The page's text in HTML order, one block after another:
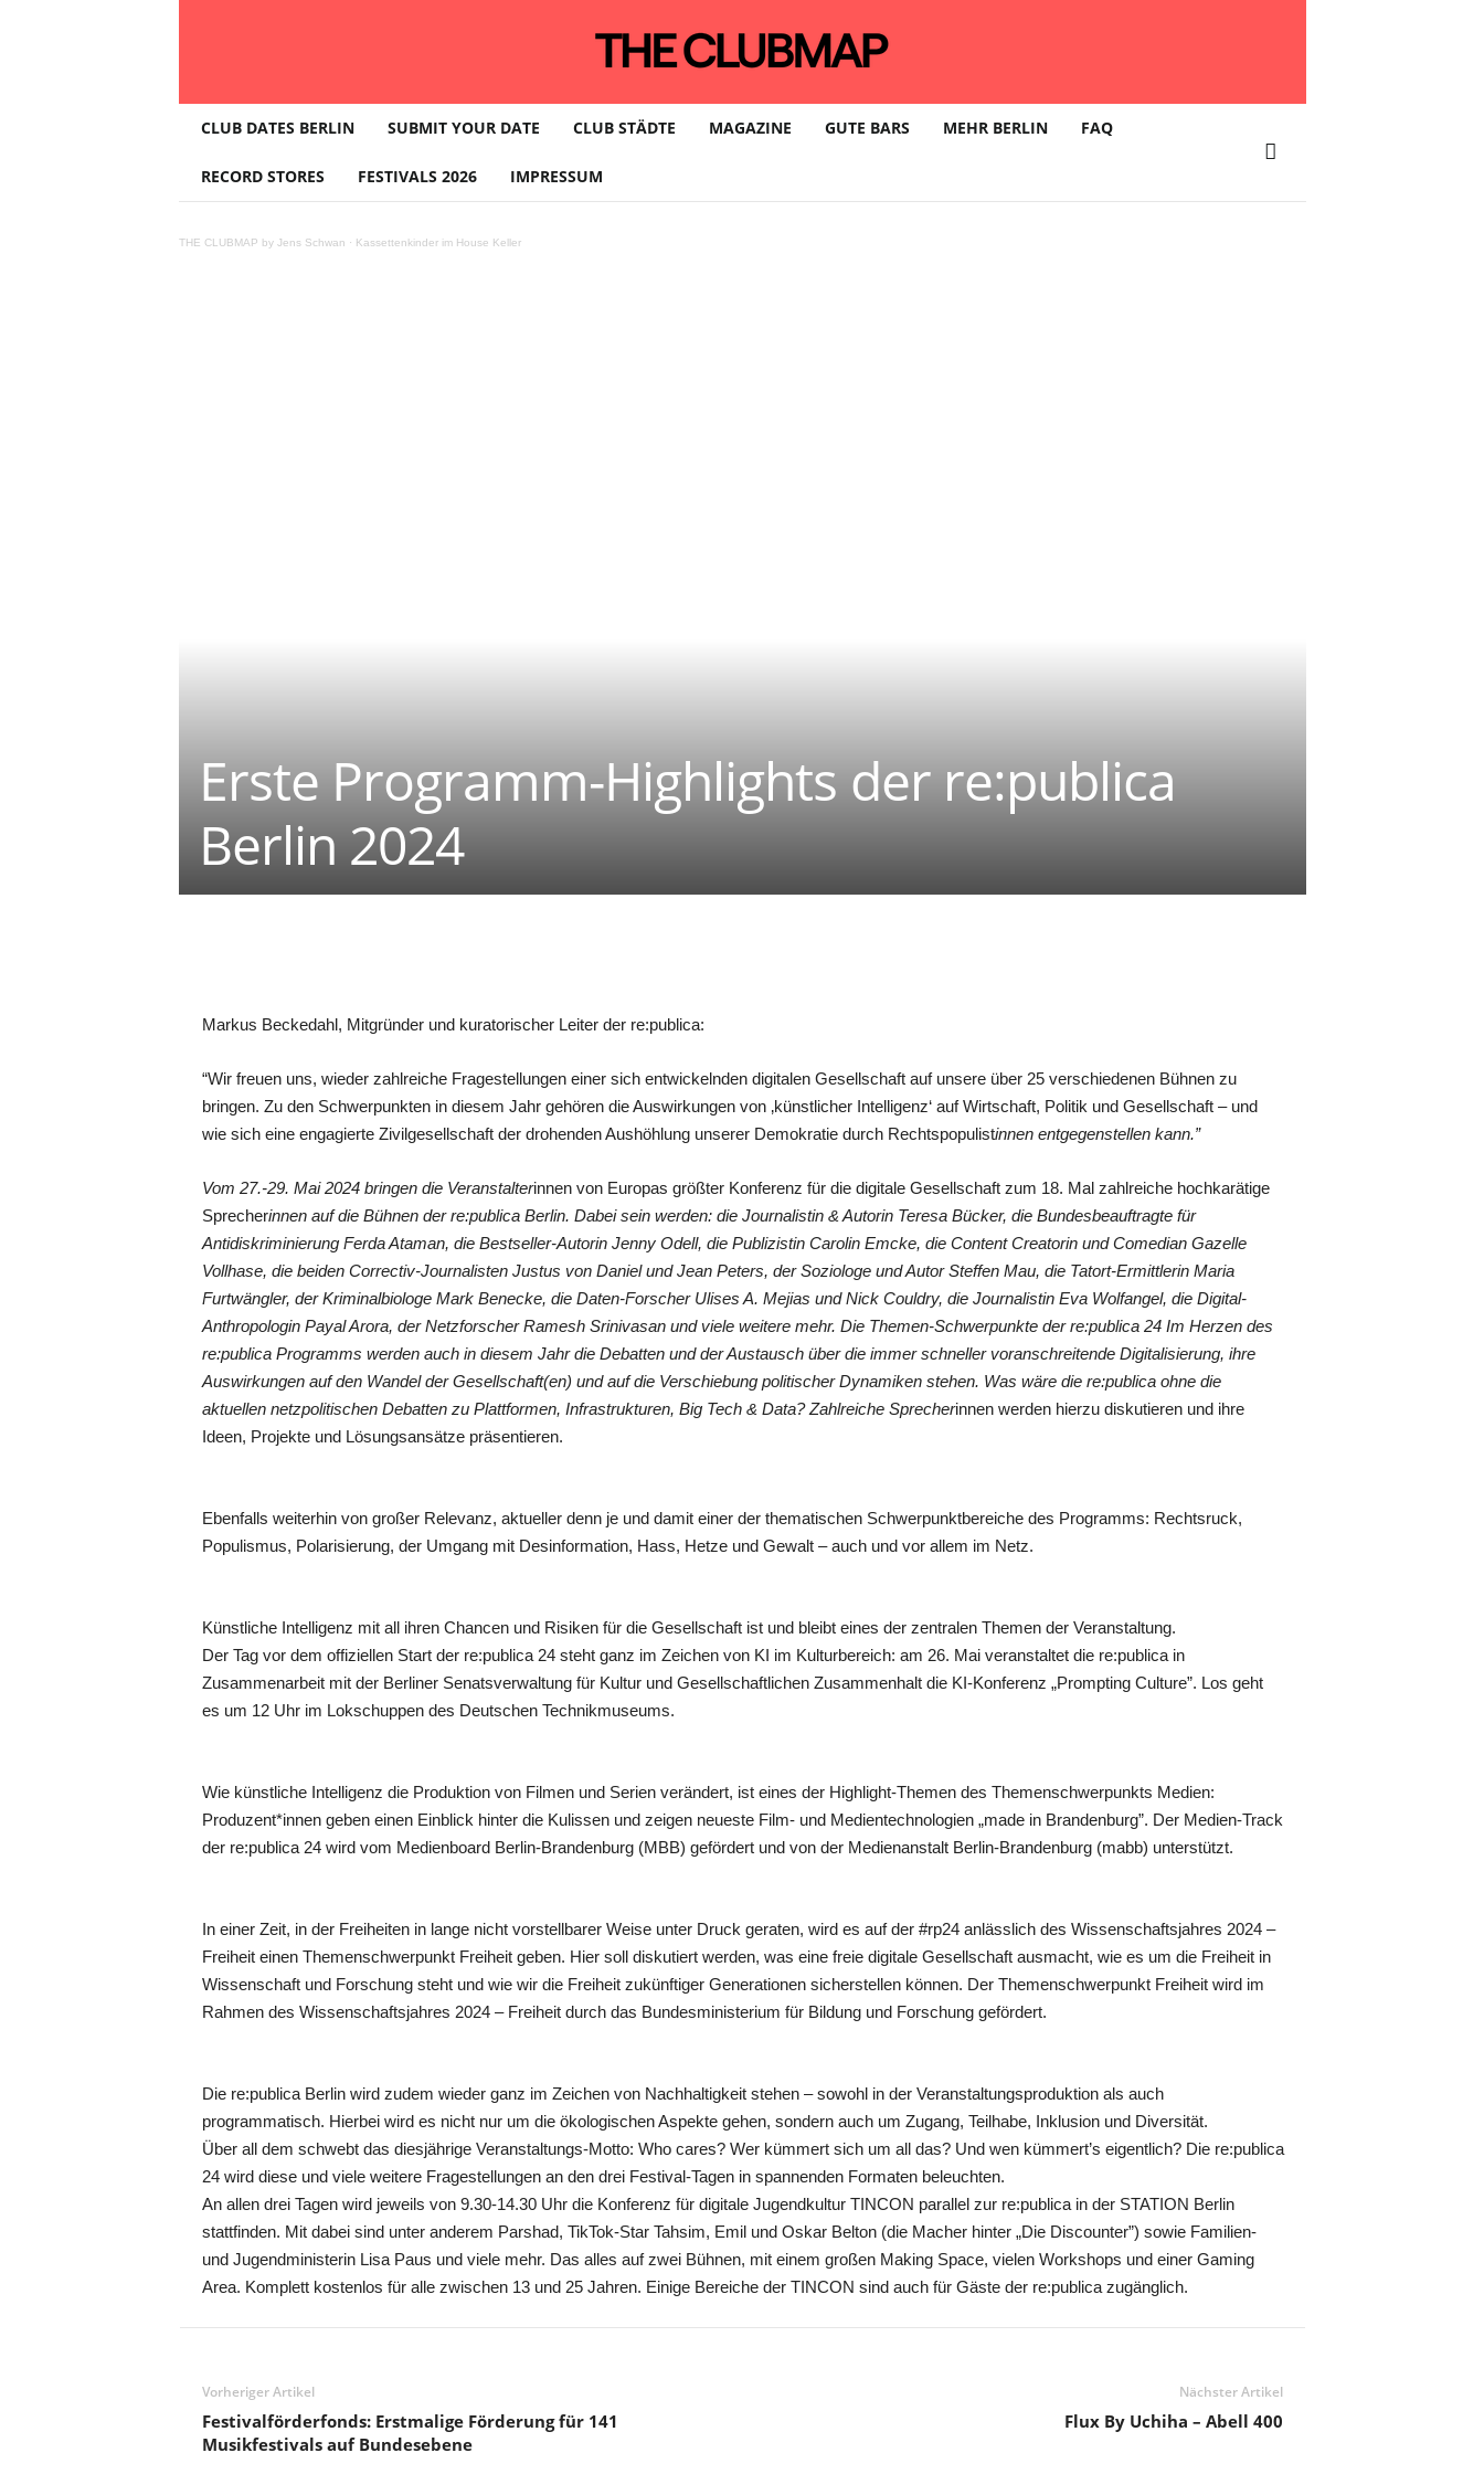
L
B
CLUB DATES BERLIN SUBMIT YOUR DATE CLUB STÄDTE MAGAZINE GUTE BARS MEHR BERLIN FAQ
RECORD STORES FESTIVALS 2026 IMPRESSUM
THE CLUBMAP by Jens Schwan · Kassettenkinder im House Keller
Erste Programm-Highlights der re:publica
Berlin 2024
Markus Beckedahl, Mitgründer und kuratorischer Leiter der re:publica:
“Wir freuen uns, wieder zahlreiche Fragestellungen einer sich entwickelnden digitalen Gesellschaft auf unsere über 25 verschiedenen Bühnen zu
bringen. Zu den Schwerpunkten in diesem Jahr gehören die Auswirkungen von ‚künstlicher Intelligenz‘ auf Wirtschaft, Politik und Gesellschaft – und
wie sich eine engagierte Zivilgesellschaft der drohenden Aushöhlung unserer Demokratie durch Rechtspopulistinnen entgegenstellen kann.”
Vom 27.-29. Mai 2024 bringen die Veranstalterinnen von Europas größter Konferenz für die digitale Gesellschaft zum 18. Mal zahlreiche hochkarätige
Sprecherinnen auf die Bühnen der re:publica Berlin. Dabei sein werden: die Journalistin & Autorin Teresa Bücker, die Bundesbeauftragte für
Antidiskriminierung Ferda Ataman, die Bestseller-Autorin Jenny Odell, die Publizistin Carolin Emcke, die Content Creatorin und Comedian Gazelle
Vollhase, die beiden Correctiv-Journalisten Justus von Daniel und Jean Peters, der Soziologe und Autor Steffen Mau, die Tatort-Ermittlerin Maria
Furtwängler, der Kriminalbiologe Mark Benecke, die Daten-Forscher Ulises A. Mejias und Nick Couldry, die Journalistin Eva Wolfangel, die Digital-
Anthropologin Payal Arora, der Netzforscher Ramesh Srinivasan und viele weitere mehr. Die Themen-Schwerpunkte der re:publica 24 Im Herzen des
re:publica Programms werden auch in diesem Jahr die Debatten und der Austausch über die immer schneller voranschreitende Digitalisierung, ihre
Auswirkungen auf den Wandel der Gesellschaft(en) und auf die Verschiebung politischer Dynamiken stehen. Was wäre die re:publica ohne die
aktuellen netzpolitischen Debatten zu Plattformen, Infrastrukturen, Big Tech & Data? Zahlreiche Sprecherinnen werden hierzu diskutieren und ihre
Ideen, Projekte und Lösungsansätze präsentieren.
Ebenfalls weiterhin von großer Relevanz, aktueller denn je und damit einer der thematischen Schwerpunktbereiche des Programms: Rechtsruck,
Populismus, Polarisierung, der Umgang mit Desinformation, Hass, Hetze und Gewalt – auch und vor allem im Netz.
Künstliche Intelligenz mit all ihren Chancen und Risiken für die Gesellschaft ist und bleibt eines der zentralen Themen der Veranstaltung.
Der Tag vor dem offiziellen Start der re:publica 24 steht ganz im Zeichen von KI im Kulturbereich: am 26. Mai veranstaltet die re:publica in
Zusammenarbeit mit der Berliner Senatsverwaltung für Kultur und Gesellschaftlichen Zusammenhalt die KI-Konferenz „Prompting Culture”. Los geht
es um 12 Uhr im Lokschuppen des Deutschen Technikmuseums.
Wie künstliche Intelligenz die Produktion von Filmen und Serien verändert, ist eines der Highlight-Themen des Themenschwerpunkts Medien:
Produzent*innen geben einen Einblick hinter die Kulissen und zeigen neueste Film- und Medientechnologien „made in Brandenburg”. Der Medien-Track
der re:publica 24 wird vom Medienboard Berlin-Brandenburg (MBB) gefördert und von der Medienanstalt Berlin-Brandenburg (mabb) unterstützt.
In einer Zeit, in der Freiheiten in lange nicht vorstellbarer Weise unter Druck geraten, wird es auf der #rp24 anlässlich des Wissenschaftsjahres 2024 –
Freiheit einen Themenschwerpunkt Freiheit geben. Hier soll diskutiert werden, was eine freie digitale Gesellschaft ausmacht, wie es um die Freiheit in
Wissenschaft und Forschung steht und wie wir die Freiheit zukünftiger Generationen sicherstellen können. Der Themenschwerpunkt Freiheit wird im
Rahmen des Wissenschaftsjahres 2024 – Freiheit durch das Bundesministerium für Bildung und Forschung gefördert.
Die re:publica Berlin wird zudem wieder ganz im Zeichen von Nachhaltigkeit stehen – sowohl in der Veranstaltungsproduktion als auch
programmatisch. Hierbei wird es nicht nur um die ökologischen Aspekte gehen, sondern auch um Zugang, Teilhabe, Inklusion und Diversität.
Über all dem schwebt das diesjährige Veranstaltungs-Motto: Who cares? Wer kümmert sich um all das? Und wen kümmert’s eigentlich? Die re:publica
24 wird diese und viele weitere Fragestellungen an den drei Festival-Tagen in spannenden Formaten beleuchten.
An allen drei Tagen wird jeweils von 9.30-14.30 Uhr die Konferenz für digitale Jugendkultur TINCON parallel zur re:publica in der STATION Berlin
stattfinden. Mit dabei sind unter anderem Parshad, TikTok-Star Tahsim, Emil und Oskar Belton (die Macher hinter „Die Discounter”) sowie Familien-
und Jugendministerin Lisa Paus und viele mehr. Das alles auf zwei Bühnen, mit einem großen Making Space, vielen Workshops und einer Gaming
Area. Komplett kostenlos für alle zwischen 13 und 25 Jahren. Einige Bereiche der TINCON sind auch für Gäste der re:publica zugänglich.
Vorheriger Artikel
Festivalförderfonds: Erstmalige Förderung für 141
Musikfestivals auf Bundesebene
Nächster Artikel
Flux By Uchiha – Abell 400